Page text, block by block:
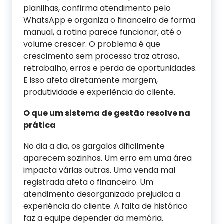
planilhas, confirma atendimento pelo
WhatsApp e organiza o financeiro de forma
manual, a rotina parece funcionar, até o
volume crescer. O problema é que
crescimento sem processo traz atraso,
retrabalho, erros e perda de oportunidades.
E isso afeta diretamente margem,
produtividade e experiência do cliente.
O que um sistema de gestão resolve na
prática
No dia a dia, os gargalos dificilmente
aparecem sozinhos. Um erro em uma área
impacta várias outras. Uma venda mal
registrada afeta o financeiro. Um
atendimento desorganizado prejudica a
experiência do cliente. A falta de histórico
faz a equipe depender da memória.